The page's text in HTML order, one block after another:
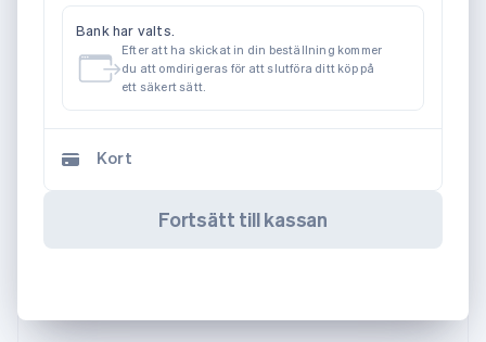
Bank har valts.
Efter att ha skickat in din beställning kommer
du att omdirigeras för att slutföra ditt köp på
ett säkert sätt.
Kort
Fortsätt till kassan